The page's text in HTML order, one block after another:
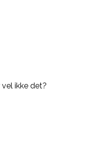
ikke det?